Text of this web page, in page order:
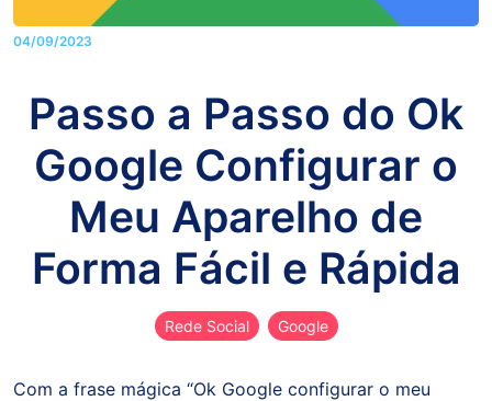
04/09/2023
Passo a Passo do Ok
Google Configurar o
Meu Aparelho de
Forma Fácil e Rápida
Rede Social Google
Com a frase mágica “Ok Google configurar o meu